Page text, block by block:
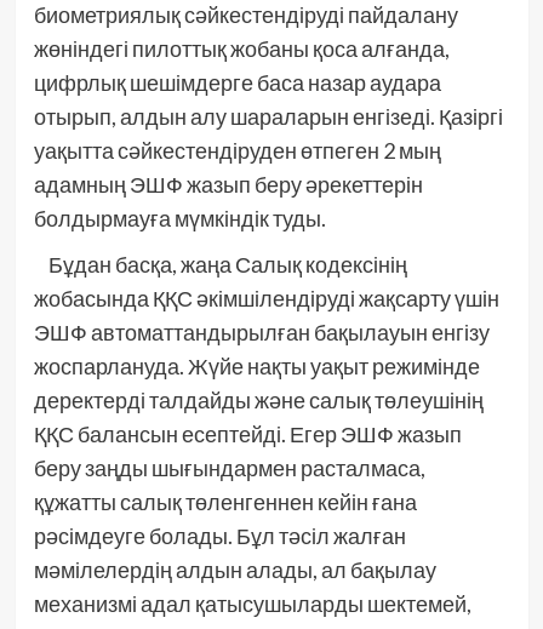
биометриялық сәйкестендіруді пайдалану
жөніндегі пилоттық жобаны қоса алғанда,
цифрлық шешімдерге баса назар аудара
отырып, алдын алу шараларын енгізеді. Қазіргі
уақытта сәйкестендіруден өтпеген 2 мың
адамның ЭШФ жазып беру әрекеттерін
болдырмауға мүмкіндік туды.
Бұдан басқа, жаңа Салық кодексінің
жобасында ҚҚС әкімшілендіруді жақсарту үшін
ЭШФ автоматтандырылған бақылауын енгізу
жоспарлануда. Жүйе нақты уақыт режимінде
деректерді талдайды және салық төлеушінің
ҚҚС балансын есептейді. Егер ЭШФ жазып
беру заңды шығындармен расталмаса,
құжатты салық төленгеннен кейін ғана
рәсімдеуге болады. Бұл тәсіл жалған
мәмілелердің алдын алады, ал бақылау
механизмі адал қатысушыларды шектемей,